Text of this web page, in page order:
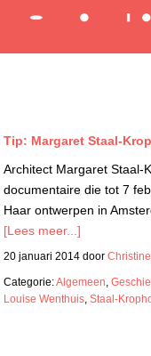
Tip: Margaret Staal-
Architect Margaret Staal-
documentaire die tot 7
Haar ontwerpen in
[Lees meer...]
20 januari 2014 door
Categorie:Algemeen,
Louise Wenthuis,Staal-